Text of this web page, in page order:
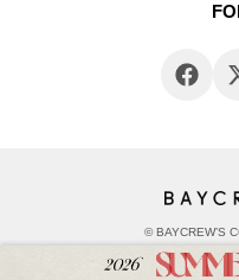
© BAYCREW’S